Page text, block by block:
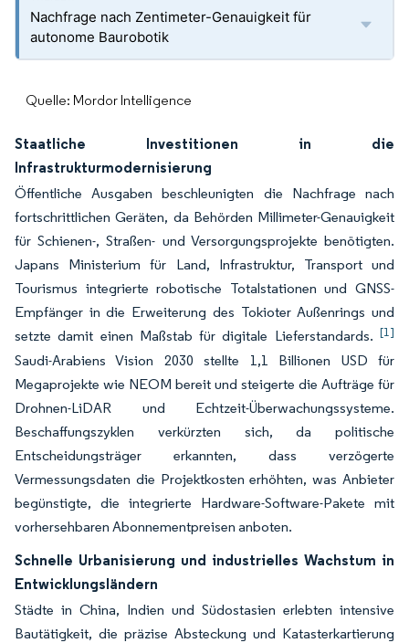
Nachfrage nach Zentimeter-Genauigkeit für
autonome Baurobotik
Quelle: Mordor Intelligence
Staatliche Investitionen in die
Infrastrukturmodernisierung
Öffentliche Ausgaben beschleunigten die Nachfrage nach
fortschrittlichen Geräten, da Behörden Millimeter-Genauigkeit
für Schienen-, Straßen- und Versorgungsprojekte benötigten.
Japans Ministerium für Land, Infrastruktur, Transport und
Tourismus integrierte robotische Totalstationen und GNSS-
Empfänger in die Erweiterung des Tokioter Außenrings und
setzte damit einen Maßstab für digitale Lieferstandards. [1]
Saudi-Arabiens Vision 2030 stellte 1,1 Billionen USD für
Megaprojekte wie NEOM bereit und steigerte die Aufträge für
Drohnen-LiDAR und Echtzeit-Überwachungssysteme.
Beschaffungszyklen verkürzten sich, da politische
Entscheidungsträger erkannten, dass verzögerte
Vermessungsdaten die Projektkosten erhöhten, was Anbieter
begünstigte, die integrierte Hardware-Software-Pakete mit
vorhersehbaren Abonnementpreisen anboten.
Schnelle Urbanisierung und industrielles Wachstum in
Entwicklungsländern
Städte in China, Indien und Südostasien erlebten intensive
Bautätigkeit, die präzise Absteckung und Katasterkartierung